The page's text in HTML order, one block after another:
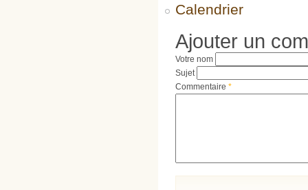
Calendrier
Ajouter un
Votre nom
Sujet
Commentaire *